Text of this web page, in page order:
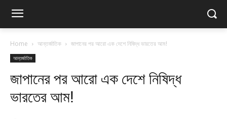
Home আন্তর্জাতিক জাপানের পর আরো এক দেশে নিষিদ্ধ ভারতের আম!
আন্তর্জাতিক
জাপানের পর আরো এক দেশে নিষিদ্ধ
ভারতের আম!